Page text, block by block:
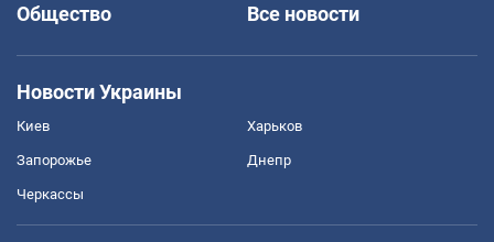
Общество
Все новости
Новости Украины
Киев Харьков
Запорожье Днепр
Черкассы